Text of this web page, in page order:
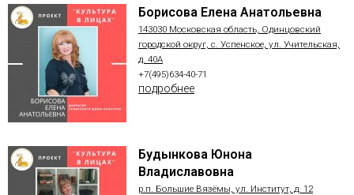
Борисова Елена Анатольевна
143030 Московская область, Одинцовский
городской округ, с. Успенское, ул. Учительская,
д. 40А
+7(495)634-40-71
подробнее
Будынкова Юнона
Владиславовна
р.п. Большие Вязёмы, ул. Институт, д. 12